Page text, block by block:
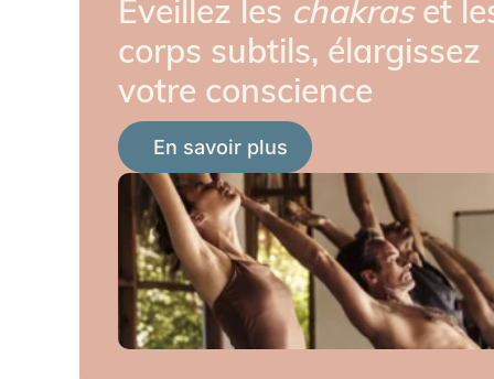
Éveillez les chakraset
corps subtils, élargissez
votre conscience
En savoir plus